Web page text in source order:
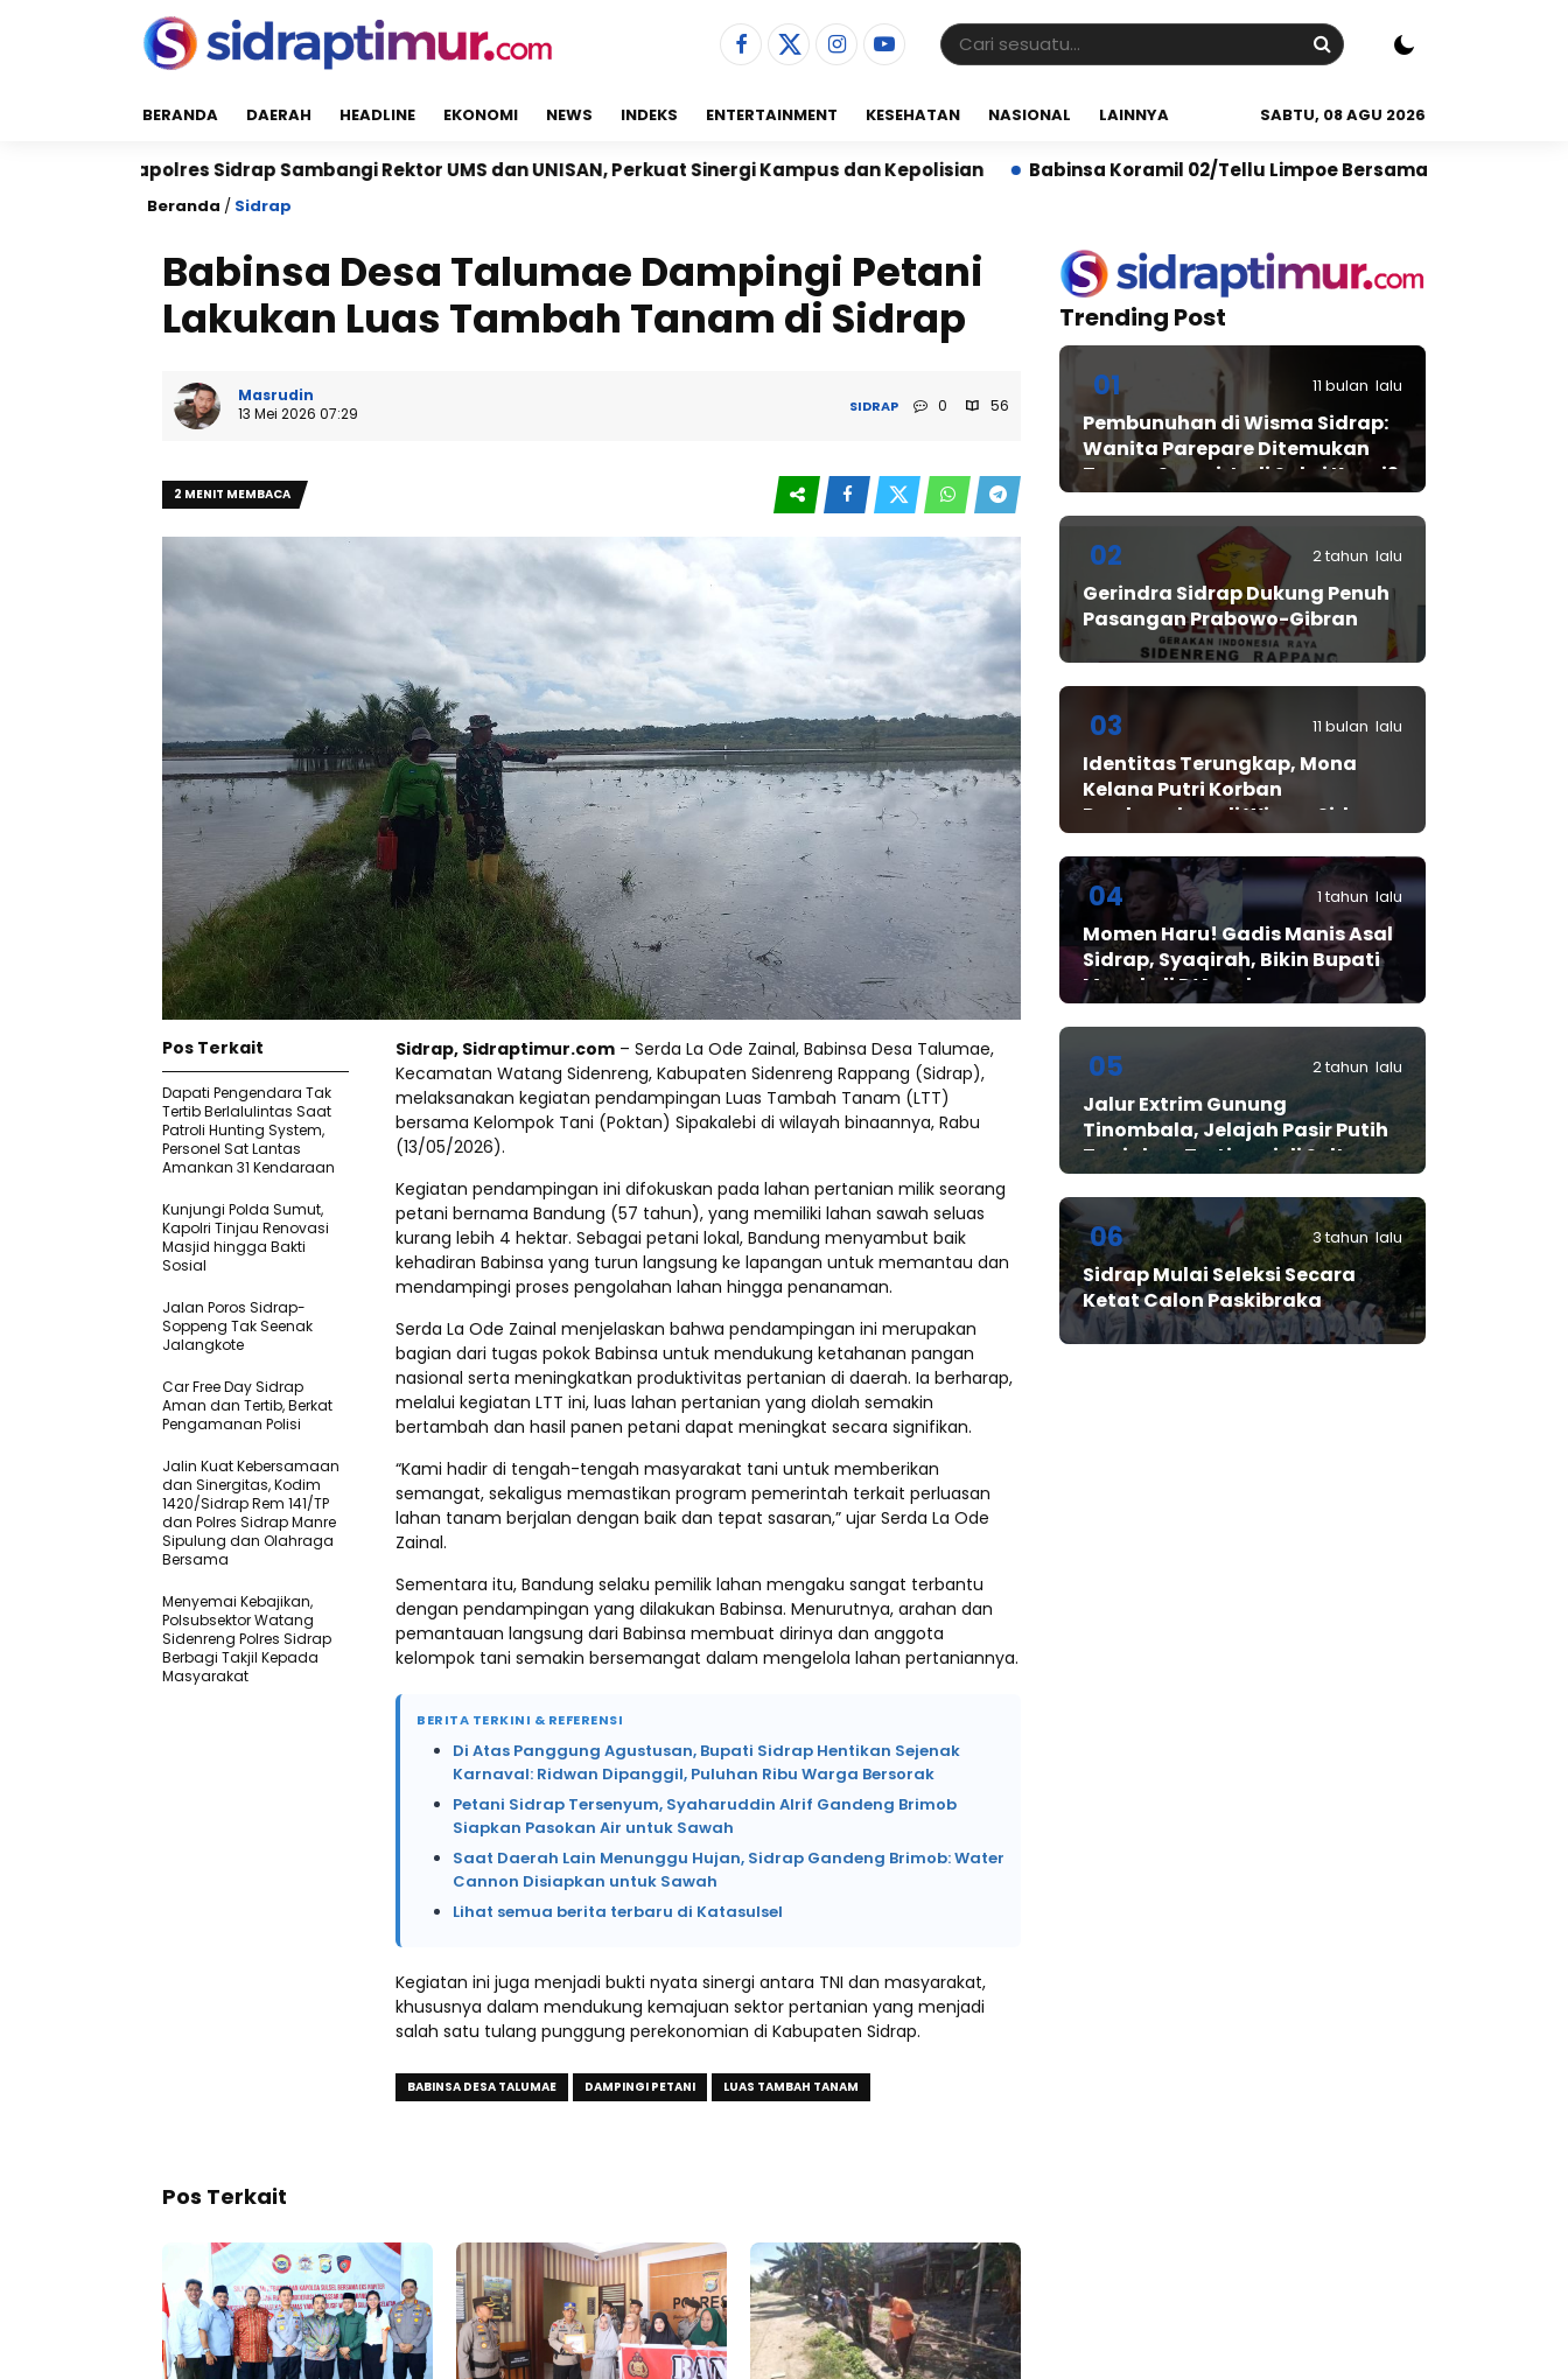
BERANDA DAERAH HEADLINE EKONOMI NEWS INDEKS ENTERTAINMENT KESEHATAN NASIONAL LAINNYA SABTU, 08 AGU 2026
Sidrap Sambangi Rektor UMS dan UNISAN, Perkuat Sinergi Kampus dan Kepolisian Babinsa Koramil 02/Tellu Limpoe Bersama Warga Gelar Karya Bakti
Beranda / Sidrap
Babinsa Desa Talumae Dampingi Petani
Lakukan Luas Tambah Tanam di Sidrap
Masrudin
13 Mei 2026 07:29
SIDRAP 0 56
2 MENIT MEMBACA
Sidrap, Sidraptimur.com – Serda La Ode Zainal, Babinsa Desa Talumae,
Kecamatan Watang Sidenreng, Kabupaten Sidenreng Rappang (Sidrap),
melaksanakan kegiatan pendampingan Luas Tambah Tanam (LTT)
bersama Kelompok Tani (Poktan) Sipakalebi di wilayah binaannya, Rabu
(13/05/2026).
Kegiatan pendampingan ini difokuskan pada lahan pertanian milik seorang
petani bernama Bandung (57 tahun), yang memiliki lahan sawah seluas
kurang lebih 4 hektar. Sebagai petani lokal, Bandung menyambut baik
kehadiran Babinsa yang turun langsung ke lapangan untuk memantau dan
mendampingi proses pengolahan lahan hingga penanaman.
Serda La Ode Zainal menjelaskan bahwa pendampingan ini merupakan
bagian dari tugas pokok Babinsa untuk mendukung ketahanan pangan
nasional serta meningkatkan produktivitas pertanian di daerah. Ia berharap,
melalui kegiatan LTT ini, luas lahan pertanian yang diolah semakin
bertambah dan hasil panen petani dapat meningkat secara signifikan.
“Kami hadir di tengah-tengah masyarakat tani untuk memberikan
semangat, sekaligus memastikan program pemerintah terkait perluasan
lahan tanam berjalan dengan baik dan tepat sasaran,” ujar Serda La Ode
Zainal.
Sementara itu, Bandung selaku pemilik lahan mengaku sangat terbantu
dengan pendampingan yang dilakukan Babinsa. Menurutnya, arahan dan
pemantauan langsung dari Babinsa membuat dirinya dan anggota
kelompok tani semakin bersemangat dalam mengelola lahan pertaniannya.
BERITA TERKINI & REFERENSI
Di Atas Panggung Agustusan, Bupati Sidrap Hentikan Sejenak
Karnaval: Ridwan Dipanggil, Puluhan Ribu Warga Bersorak
Petani Sidrap Tersenyum, Syaharuddin Alrif Gandeng Brimob
Siapkan Pasokan Air untuk Sawah
Saat Daerah Lain Menunggu Hujan, Sidrap Gandeng Brimob: Water
Cannon Disiapkan untuk Sawah
Lihat semua berita terbaru di Katasulsel
Kegiatan ini juga menjadi bukti nyata sinergi antara TNI dan masyarakat,
khususnya dalam mendukung kemajuan sektor pertanian yang menjadi
salah satu tulang punggung perekonomian di Kabupaten Sidrap.
BABINSA DESA TALUMAE DAMPINGI PETANI LUAS TAMBAH TANAM
Pos Terkait
Dapati Pengendara Tak
Tertib Berlalulintas Saat
Patroli Hunting System,
Personel Sat Lantas
Amankan 31 Kendaraan
Kunjungi Polda Sumut,
Kapolri Tinjau Renovasi
Masjid hingga Bakti
Sosial
Jalan Poros Sidrap-
Soppeng Tak Seenak
Jalangkote
Car Free Day Sidrap
Aman dan Tertib, Berkat
Pengamanan Polisi
Jalin Kuat Kebersamaan
dan Sinergitas, Kodim
1420/Sidrap Rem 141/TP
dan Polres Sidrap Manre
Sipulung dan Olahraga
Bersama
Menyemai Kebajikan,
Polsubsektor Watang
Sidenreng Polres Sidrap
Berbagi Takjil Kepada
Masyarakat
Pos Terkait
Trending Post
01 11 bulan lalu
Pembunuhan di Wisma Sidrap:
Wanita Parepare Ditemukan
Tewas, Suami Jadi Saksi Kunci?
02 2 tahun lalu
Gerindra Sidrap Dukung Penuh
Pasangan Prabowo-Gibran
03 11 bulan lalu
Identitas Terungkap, Mona
Kelana Putri Korban
Pembunuhan di Wisma Sidrap
04 1 tahun lalu
Momen Haru! Gadis Manis Asal
Sidrap, Syaqirah, Bikin Bupati
Mewek di D’Academy​
05 2 tahun lalu
Jalur Extrim Gunung
Tinombala, Jelajah Pasir Putih
Tanjakan Tertinggi di Sulteng
06 3 tahun lalu
Sidrap Mulai Seleksi Secara
Ketat Calon Paskibraka